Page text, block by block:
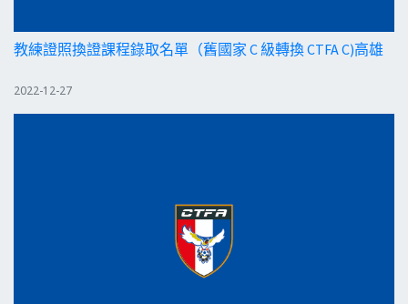
教練證照換證課程錄取名單（舊國家 C 級轉換 CTFA C)高雄
2022-12-27